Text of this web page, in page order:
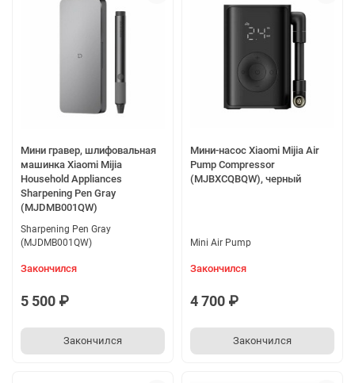
Мини гравер, шлифовальная
машинка Xiaomi Mijia
Household Appliances
Sharpening Pen Gray
(MJDMB001QW)
Sharpening Pen Gray
(MJDMB001QW)
Закончился
5 500 ₽
Закончился
Мини-насос Xiaomi Mijia Air
Pump Compressor
(MJBXCQBQW), черный
Mini Air Pump
Закончился
4 700 ₽
Закончился